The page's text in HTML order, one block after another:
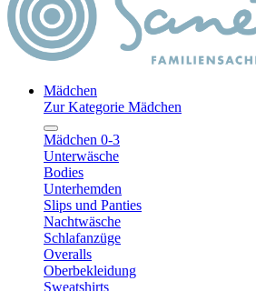
Mädchen
Zur Kategorie Mädchen
Mädchen 0-3
Unterwäsche
Bodies
Unterhemden
Slips und Panties
Nachtwäsche
Schlafanzüge
Overalls
Oberbekleidung
Sweatshirts